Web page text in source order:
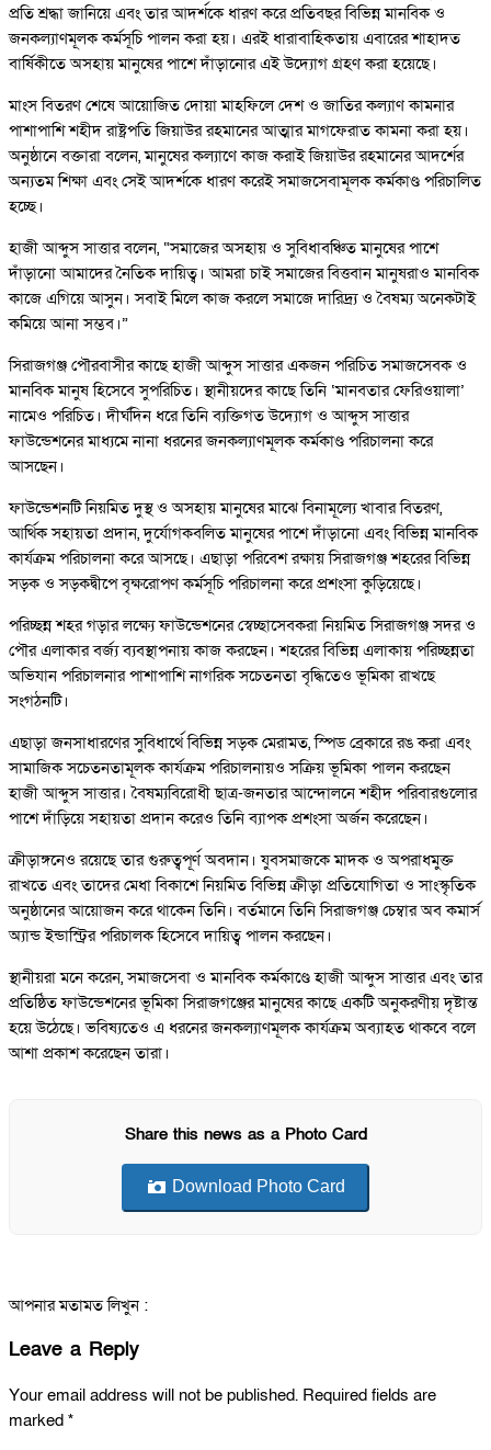
প্রতি শ্রদ্ধা জানিয়ে এবং তার আদর্শকে ধারণ করে প্রতিবছর বিভিন্ন মানবিক ও
জনকল্যাণমূলক কর্মসূচি পালন করা হয়। এরই ধারাবাহিকতায় এবারের শাহাদত
বার্ষিকীতে অসহায় মানুষের পাশে দাঁড়ানোর এই উদ্যোগ গ্রহণ করা হয়েছে।
মাংস বিতরণ শেষে আয়োজিত দোয়া মাহফিলে দেশ ও জাতির কল্যাণ কামনার
পাশাপাশি শহীদ রাষ্ট্রপতি জিয়াউর রহমানের আত্মার মাগফেরাত কামনা করা হয়।
অনুষ্ঠানে বক্তারা বলেন, মানুষের কল্যাণে কাজ করাই জিয়াউর রহমানের আদর্শের
অন্যতম শিক্ষা এবং সেই আদর্শকে ধারণ করেই সমাজসেবামূলক কর্মকাণ্ড পরিচালিত
হচ্ছে।
হাজী আব্দুস সাত্তার বলেন, “সমাজের অসহায় ও সুবিধাবঞ্চিত মানুষের পাশে
দাঁড়ানো আমাদের নৈতিক দায়িত্ব। আমরা চাই সমাজের বিত্তবান মানুষরাও মানবিক
কাজে এগিয়ে আসুন। সবাই মিলে কাজ করলে সমাজে দারিদ্র্য ও বৈষম্য অনেকটাই
কমিয়ে আনা সম্ভব।”
সিরাজগঞ্জ পৌরবাসীর কাছে হাজী আব্দুস সাত্তার একজন পরিচিত সমাজসেবক ও
মানবিক মানুষ হিসেবে সুপরিচিত। স্থানীয়দের কাছে তিনি ‘মানবতার ফেরিওয়ালা’
নামেও পরিচিত। দীর্ঘদিন ধরে তিনি ব্যক্তিগত উদ্যোগ ও আব্দুস সাত্তার
ফাউন্ডেশনের মাধ্যমে নানা ধরনের জনকল্যাণমূলক কর্মকাণ্ড পরিচালনা করে
আসছেন।
ফাউন্ডেশনটি নিয়মিত দুস্থ ও অসহায় মানুষের মাঝে বিনামূল্যে খাবার বিতরণ,
আর্থিক সহায়তা প্রদান, দুর্যোগকবলিত মানুষের পাশে দাঁড়ানো এবং বিভিন্ন মানবিক
কার্যক্রম পরিচালনা করে আসছে। এছাড়া পরিবেশ রক্ষায় সিরাজগঞ্জ শহরের বিভিন্ন
সড়ক ও সড়কদ্বীপে বৃক্ষরোপণ কর্মসূচি পরিচালনা করে প্রশংসা কুড়িয়েছে।
পরিচ্ছন্ন শহর গড়ার লক্ষ্যে ফাউন্ডেশনের স্বেচ্ছাসেবকরা নিয়মিত সিরাজগঞ্জ সদর ও
পৌর এলাকার বর্জ্য ব্যবস্থাপনায় কাজ করছেন। শহরের বিভিন্ন এলাকায় পরিচ্ছন্নতা
অভিযান পরিচালনার পাশাপাশি নাগরিক সচেতনতা বৃদ্ধিতেও ভূমিকা রাখছে
সংগঠনটি।
এছাড়া জনসাধারণের সুবিধার্থে বিভিন্ন সড়ক মেরামত, স্পিড ব্রেকারে রঙ করা এবং
সামাজিক সচেতনতামূলক কার্যক্রম পরিচালনায়ও সক্রিয় ভূমিকা পালন করছেন
হাজী আব্দুস সাত্তার। বৈষম্যবিরোধী ছাত্র-জনতার আন্দোলনে শহীদ পরিবারগুলোর
পাশে দাঁড়িয়ে সহায়তা প্রদান করেও তিনি ব্যাপক প্রশংসা অর্জন করেছেন।
ক্রীড়াঙ্গনেও রয়েছে তার গুরুত্বপূর্ণ অবদান। যুবসমাজকে মাদক ও অপরাধমুক্ত
রাখতে এবং তাদের মেধা বিকাশে নিয়মিত বিভিন্ন ক্রীড়া প্রতিযোগিতা ও সাংস্কৃতিক
অনুষ্ঠানের আয়োজন করে থাকেন তিনি। বর্তমানে তিনি সিরাজগঞ্জ চেম্বার অব কমার্স
অ্যান্ড ইন্ডাস্ট্রির পরিচালক হিসেবে দায়িত্ব পালন করছেন।
স্থানীয়রা মনে করেন, সমাজসেবা ও মানবিক কর্মকাণ্ডে হাজী আব্দুস সাত্তার এবং তার
প্রতিষ্ঠিত ফাউন্ডেশনের ভূমিকা সিরাজগঞ্জের মানুষের কাছে একটি অনুকরণীয় দৃষ্টান্ত
হয়ে উঠেছে। ভবিষ্যতেও এ ধরনের জনকল্যাণমূলক কার্যক্রম অব্যাহত থাকবে বলে
আশা প্রকাশ করেছেন তারা।
Share this news as a Photo Card
Download Photo Card
আপনার মতামত লিখুন :
Leave a Reply
Your email address will not be published. Required fields are
marked *